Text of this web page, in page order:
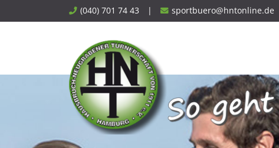
to
(040) 701 74 43 | sportbuero@hntonline.de